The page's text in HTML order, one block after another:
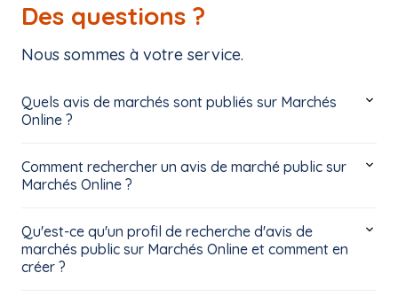
Des questions ?
Nous sommes à votre service.
Quels avis de marchés sont publiés sur Marchés
Online ?
Comment rechercher un avis de marché public sur
Marchés Online ?
Qu'est-ce qu'un profil de recherche d'avis de
marchés public sur Marchés Online et comment en
créer ?